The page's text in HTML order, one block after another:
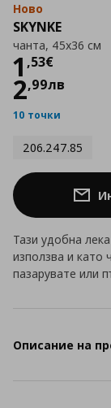
Ново
SKYNKE
чанта, 45x36 см
1 ,53€
Цена
2,99лв
10 точки
206.247.85
Тази удобна
използва и като
пазарувате или
Описание на